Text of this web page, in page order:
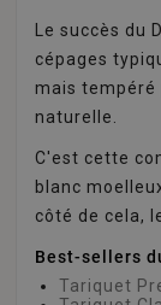
Le succès
cépages
mais
naturelle.
C'est cette
blanc
côté de cela,
Best-sellers
Tariquet